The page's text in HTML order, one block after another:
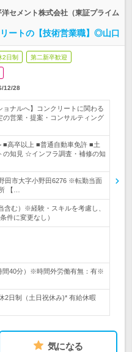
セメント株式会社（東証プライム
ートの【技術営業職】◎山口
2日制 第二新卒歓迎
12/28
ョナルへ】コンクリートに関わる
営業・提案・コンサルティング
■高卒以上 ■普通自動車免許 ■土
の知見 ☆インフラ調査・補修の知
田市大字小野田6276 ※転勤当面
【…
含む）※経験・スキルを考慮し、
件に変更なし）
間40分）※時間外労働有無：有※
2日制（土日祝休み)* 有給休暇
気になる